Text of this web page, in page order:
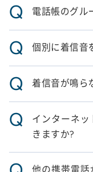
Q 電話帳のグル
Q 個別に着信音
Q 着信音が鳴ら
Q
インターネッ
きますか?
他の携帯電話